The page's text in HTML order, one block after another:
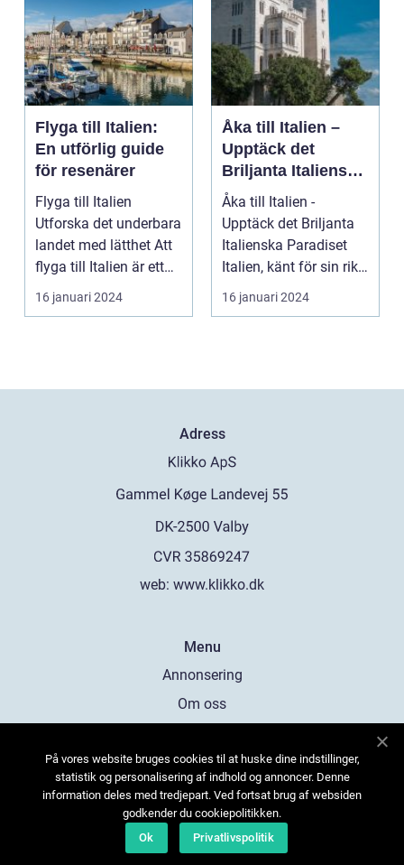
Flyga till Italien:
En utförlig guide
för resenärer
Flyga till Italien
Utforska det underbara
landet med lätthet Att
flyga till Italien är ett
fantast...
16 januari 2024
Åka till Italien –
Upptäck det
Briljanta Italienska
Paradiset
Åka till Italien -
Upptäck det Briljanta
Italienska Paradiset
Italien, känt för sin rika
historia, ...
16 januari 2024
Adress
web: www.klikko.dk
Menu
Annonsering
Om oss
Kontakta oss
Sitemap
På vores website bruges cookies til at huske dine indstillinger,
statistik og personalisering af indhold og annoncer. Denne
information deles med tredjepart. Ved fortsat brug af websiden
godkender du cookiepolitikken.
Ok
Privatlivspolitik